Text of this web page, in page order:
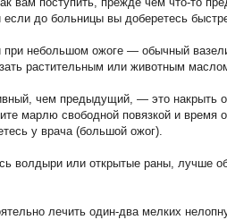
до больницы вы доберетесь
небольшом ожоге — обычный
растительным или животным
чем предыдущий, — это накрыть
марлю свободной повязкой и время
у врача (большой ожог).
волдыри или открытые раны, лучше
лечить один-два мелких